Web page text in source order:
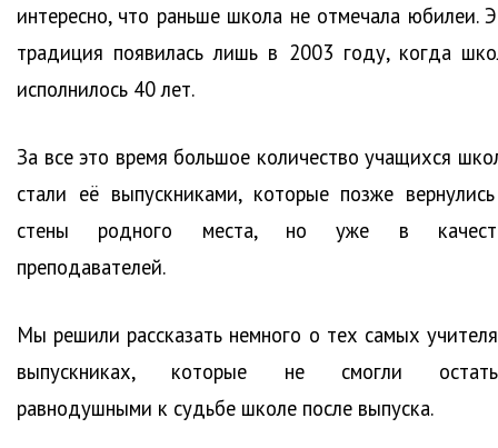
интересно, что раньше школа не отмечала юбилеи.
традиция появилась лишь в 2003 году, когда
исполнилось 40 лет.
За все это время большое количество учащихся
стали её выпускниками, которые позже
стены родного места, но уже в
преподавателей.
Мы решили рассказать немного о тех самых
выпускниках, которые не смогли
равнодушными к судьбе школе после выпуска.